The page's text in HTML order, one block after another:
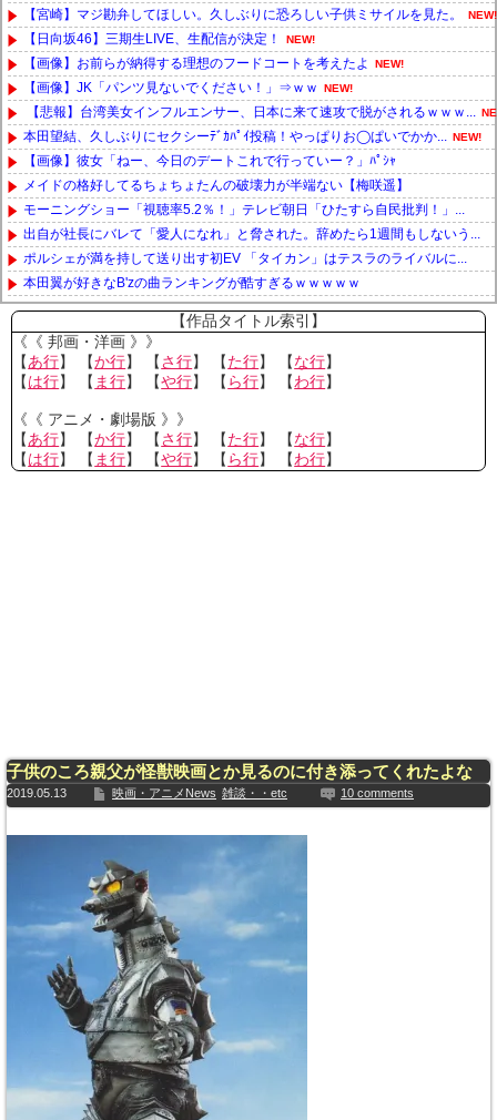
【宮崎】マジ勘弁してほしい。久しぶりに恐ろしい子供ミサイルを見た。 NEW!
【日向坂46】三期生LIVE、生配信が決定！ NEW!
【画像】お前らが納得する理想のフードコートを考えたよ NEW!
【画像】JK「パンツ見ないでください！」⇒ｗｗ NEW!
【悲報】台湾美女インフルエンサー、日本に来て速攻で脱がされるｗｗｗ...
本田望結、久しぶりにセクシーﾃﾞｶﾊﾟｲ投稿！やっぱりお◯ぱいでかか... NEW!
【画像】彼女「ねー、今日のデートこれで行っていー？」ﾊﾟｼｬ
メイドの格好してるちょちょたんの破壊力が半端ない【梅咲遥】
モーニングショー「視聴率5.2％！」テレビ朝日「ひたすら自民批判！」...
出自が社長にバレて「愛人になれ」と脅された。辞めたら1週間もしないう...
ポルシェが満を持して送り出す初EV 「タイカン」はテスラのライバルに...
本田翼が好きなB'zの曲ランキングが酷すぎるｗｗｗｗｗ
Powered by livedoor 相互RSS
【作品タイトル索引】
《《 邦画・洋画 》》
【あ行】 【か行】 【さ行】 【た行】 【な行】
【は行】 【 ま行】 【や行】 【 ら行】 【わ行】
《《 アニメ・劇場版 》》
【あ行】 【か行】 【さ行】 【た行】 【な行】
【は行】 【 ま行】 【や行】 【 ら行】 【わ行】
子供のころ親父が怪獣映画とか見るのに付き添ってくれたよな
2019.05.13 映画・アニメNews 雑談・・etc 10 comments